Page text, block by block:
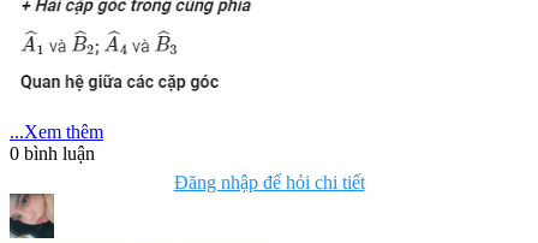
...Xem thêm
0 bình luận
Đăng nhập để hỏi chi tiết